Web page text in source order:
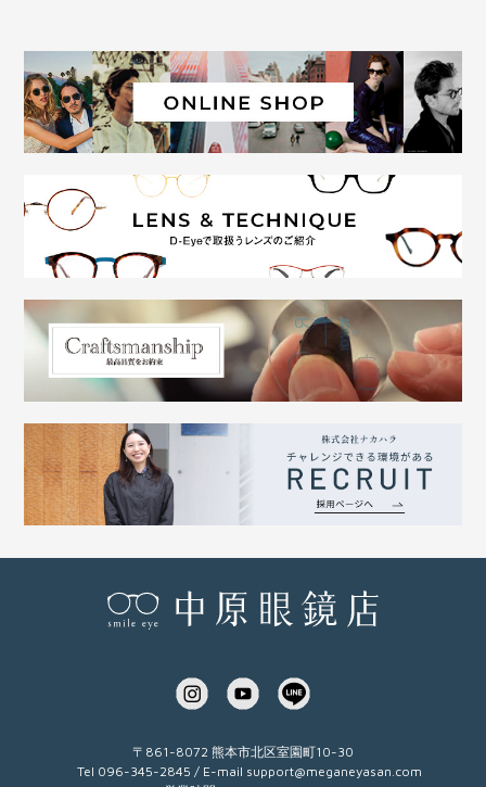
〒861-8072 熊本市北区室園町10-30
Tel 096-345-2845 / E-mail support@meganeyasan.com